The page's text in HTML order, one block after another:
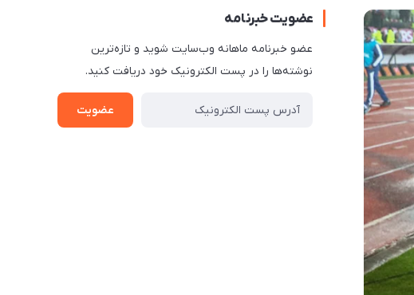
عضویت خبرنامه
عضو خبرنامه ماهانه وب‌سایت شوید و تازه‌ترین
نوشته‌ها را در پست الکترونیک خود دریافت کنید.
عضویت